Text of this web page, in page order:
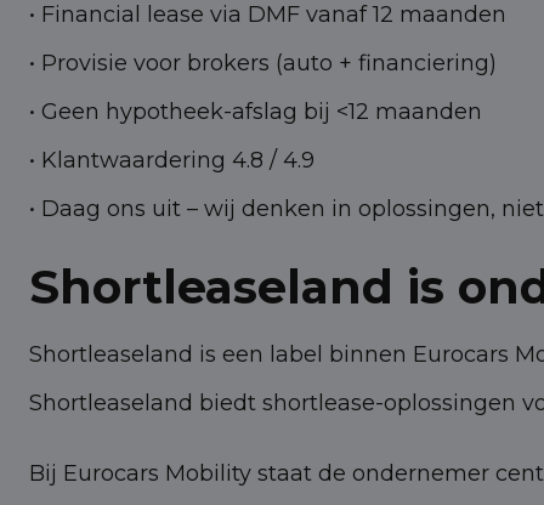
• Financial lease via DMF vanaf 12 maanden
• Provisie voor brokers (auto + financiering)
• Geen hypotheek-afslag bij <12 maanden
• Klantwaardering 4.8 / 4.9
• Daag ons uit – wij denken in oplossingen,
Shortleaseland is
Shortleaseland is een label binnen Eurocars
Shortleaseland biedt shortlease-oplossingen
Bij Eurocars Mobility staat de ondernemer